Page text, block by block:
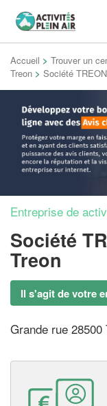
Accueil > Trouver un
Treon > Société
Entreprise de
Société
Treon
Il s'agit de votre
Grande rue 28500